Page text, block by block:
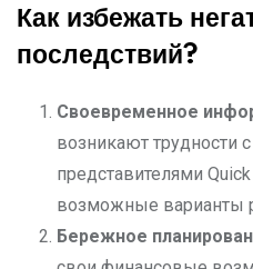
Как избежать
последствий?
Своевременное
возникают трудности
представителями
возможные варианты
Бережное